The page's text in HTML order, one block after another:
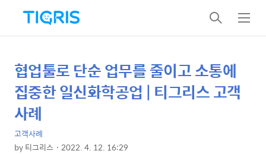
검
색
메
뉴
상
세
컨
텐
츠
본
문
제
목
협업툴로 단순 업무를 줄이고 소통에
집중한 일신화학공업 | 티그리스 고객
사례
고객사례
by티그리스 2022. 4. 12. 16:29